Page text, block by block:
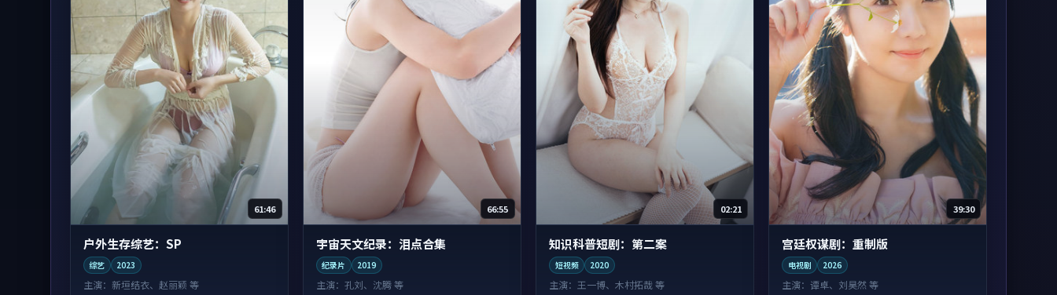
61:46
户外生存综艺：SP
综艺 2023
主演： 新垣结衣、赵丽颖 等
66:55
宇宙天文纪录：泪点合集
纪录片 2019
主演：孔刘、沈腾 等
02:21
知识科普短剧：第二案
短视频 2020
主演：王一博、木村拓哉 等
39:30
宫廷权谋剧：重制版
电视剧 2026
主演：谭卓、刘昊然 等